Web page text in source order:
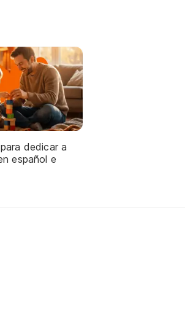
dedicar a
español e